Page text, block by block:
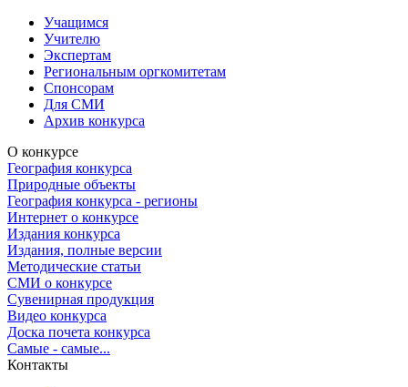
Учащимся
Учителю
Экспертам
Региональным оргкомитетам
Спонсорам
Для СМИ
Архив конкурса
О конкурсе
География конкурса
Природные объекты
География конкурса - регионы
Интернет о конкурсе
Издания конкурса
Издания, полные версии
Методические статьи
СМИ о конкурсе
Сувенирная продукция
Видео конкурса
Доска почета конкурса
Самые - самые...
Контакты